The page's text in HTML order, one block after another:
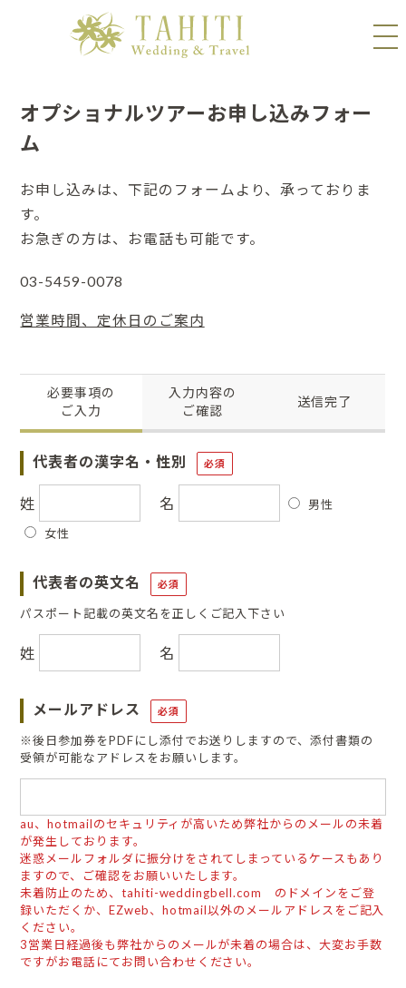
オプショナルツアーお申し込みフォー
ム
お申し込みは、下記のフォームより、承っておりま
す。
お急ぎの方は、お電話も可能です。
03-5459-0078
営業時間、定休日のご案内
必要事項の
ご入力
入力内容の
ご確認
送信完了
代表者の漢字名・性別 必須
姓 名
男性
女性
代表者の英文名 必須
パスポート記載の英文名を正しくご記入下さい
姓 名
メールアドレス 必須
※後日参加券をPDFにし添付でお送りしますので、添付書類の
受領が可能なアドレスをお願いします。
au、hotmailのセキュリティが高いため弊社からのメールの未着
が発生しております。
迷惑メールフォルダに振分けをされてしまっているケースもあり
ますので、ご確認をお願いいたします。
未着防止のため、tahiti-weddingbell.com のドメインをご登
録いただくか、EZweb、hotmail以外のメールアドレスをご記入
ください。
3営業日経過後も弊社からのメールが未着の場合は、大変お手数
ですがお電話にてお問い合わせください。